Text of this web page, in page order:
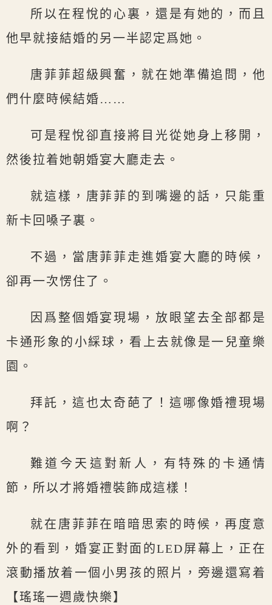
所以在程悅的心裏，還是有她的，而且
他早就接結婚的另一半認定爲她。
唐菲菲超級興奮，就在她準備追問，他
們什麼時候結婚……
可是程悅卻直接將目光從她身上移開，
然後拉着她朝婚宴大廳走去。
就這樣，唐菲菲的到嘴邊的話，只能重
新卡回嗓子裏。
不過，當唐菲菲走進婚宴大廳的時候，
卻再一次愣住了。
因爲整個婚宴現場，放眼望去全部都是
卡通形象的小綵球，看上去就像是一兒童樂
園。
拜託，這也太奇葩了！這哪像婚禮現場
啊？
難道今天這對新人，有特殊的卡通情
節，所以才將婚禮裝飾成這樣！
就在唐菲菲在暗暗思索的時候，再度意
外的看到，婚宴正對面的LED屏幕上，正在
滾動播放着一個小男孩的照片，旁邊還寫着
【瑤瑤一週歲快樂】